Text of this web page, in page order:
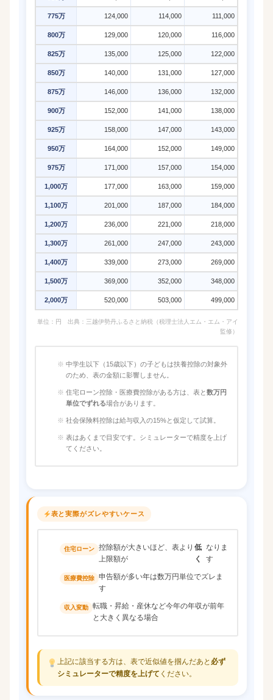
775万 124,000 114,000 111,000
800万 129,000 120,000 116,000
825万 135,000 125,000 122,000
850万 140,000 131,000 127,000
875万 146,000 136,000 132,000
900万 152,000 141,000 138,000
925万 158,000 147,000 143,000
950万 164,000 152,000 149,000
975万 171,000 157,000 154,000
1,000万 177,000 163,000 159,000
1,100万 201,000 187,000 184,000
1,200万 236,000 221,000 218,000
1,300万 261,000 247,000 243,000
1,400万 339,000 273,000 269,000
1,500万 369,000 352,000 348,000
2,000万 520,000 503,000 499,000
単位：円 出典：三越伊勢丹ふるさと納税（税理士法人エム・エム・アイ
監修）
中学生以下（15歳以下）の子どもは扶養控除の対象外
のため、表の金額に影響しません。
住宅ローン控除・医療費控除がある方は、表と数万円
単位でずれる場合があります。
社会保険料控除は給与収入の15%と仮定して試算。
表はあくまで目安です。シミュレーターで精度を上げ
てください。
表と実際がズレやすいケース
住宅ローン
控除額が大きいほど、表より
上限額が
低
く
なりま
す
医療費控除
申告額が多い年は数万円単位でズレま
す
収入変動
転職・昇給・産休など今年の年収が前年
と大きく異なる場合
上記に該当する方は、表で近似値を掴んだあと 必ず
シミュレーターで精度を上げて ください。